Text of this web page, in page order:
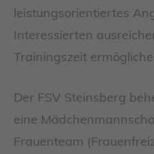
leistungsorientiertes
Interessierten
Trainingszeit
Der FSV Steinsberg
eine
Frauenteam